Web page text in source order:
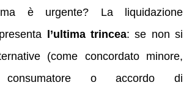
è urgente? La liquidazione
l’ultima trincea: se non si
(come concordato minore,
o accordo di